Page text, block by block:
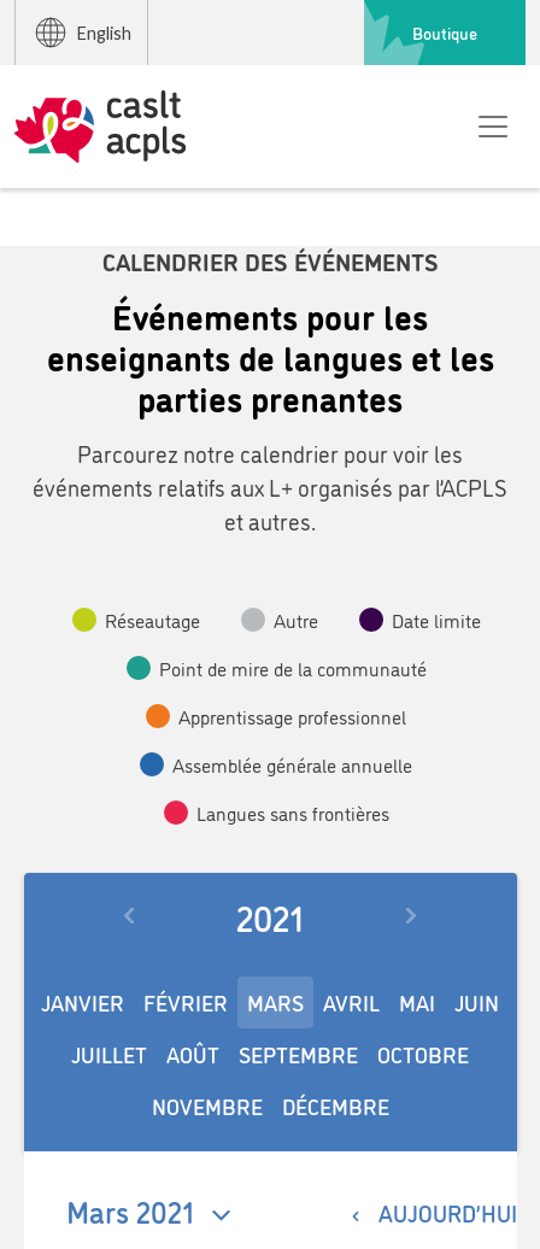
English Boutique
CALENDRIER DES ÉVÉNEMENTS
Événements pour les
enseignants de langues et les
parties prenantes
Parcourez notre calendrier pour voir les
événements relatifs aux L+ organisés par l’ACPLS
et autres.
Réseautage Autre
Date limite
Point de mire de la communauté
Apprentissage professionnel
Assemblée générale annuelle
Langues sans frontières
AUJOURD’HUI
Mars 2021
2021
JANVIER FÉVRIER MARS AVRIL MAI
JUIN
JUILLET
AOÛT SEPTEMBRE
OCTOBRE
NOVEMBRE
DÉCEMBRE